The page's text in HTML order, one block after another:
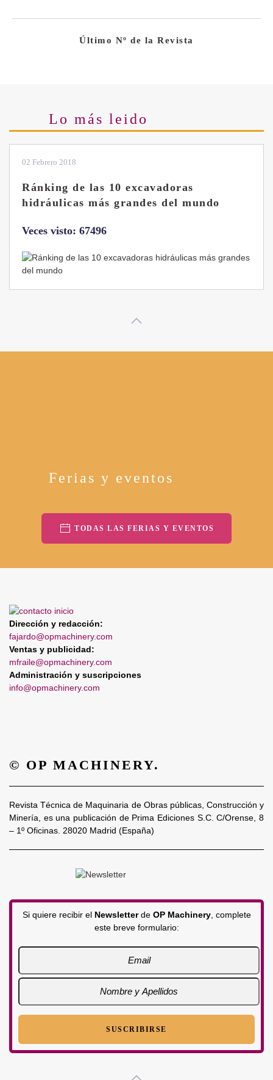
Último Nº de la Revista
Lo más leido
02 Febrero 2018
Ránking de las 10 excavadoras
hidráulicas más grandes del mundo
Veces visto: 67496
Ferias y eventos
TODAS LAS FERIAS Y EVENTOS
Dirección y redacción:
fajardo@opmachinery.com
Ventas y publicidad:
mfraile@opmachinery.com
Administración y suscripciones
info@opmachinery.com
© OP MACHINERY.
Revista Técnica de Maquinaria de Obras públicas, Construcción y
Minería, es una publicación de Prima Ediciones S.C. C/Orense, 8
– 1º Oficinas. 28020 Madrid (España)
Si quiere recibir el Newsletterde OP Machinery, complete
este breve formulario: